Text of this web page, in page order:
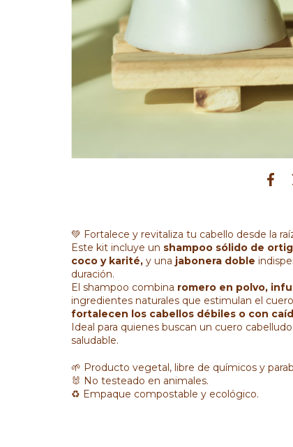
💚 Fortalece y revitaliza tu cabello desde la
Este kit incluye un shampoo sólido de
coco y karité, y una jabonera doble
duración.
El shampoo combina romero en polvo,
ingredientes naturales que estimulan el
fortalecen los cabellos débiles o con
Ideal para quienes buscan un cuero
saludable.
🌱 Producto vegetal, libre de químicos y
🐰 No testeado en animales.
♻️ Empaque compostable y ecológico.